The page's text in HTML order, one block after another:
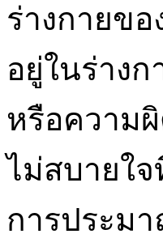
ร่างกายข
อยู่ในร่าง
หรือความ
ไม่สบายใ
การประม